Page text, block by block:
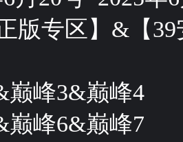
正版专区】&【
巅峰3&巅峰4
巅峰6&巅峰7